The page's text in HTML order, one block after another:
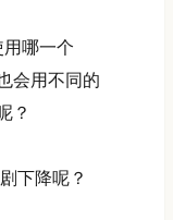
哪一个
会用不同的
？
下降呢？